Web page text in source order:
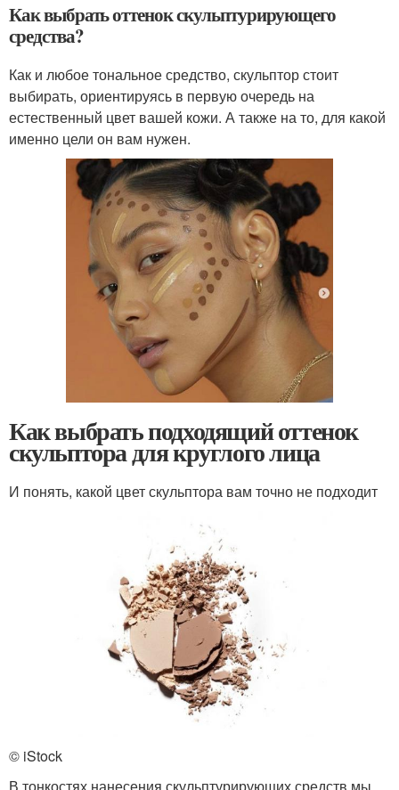
Как выбрать оттенок скульптурирующего
средства?
Как и любое тональное средство, скульптор стоит
выбирать, ориентируясь в первую очередь на
естественный цвет вашей кожи. А также на то, для какой
именно цели он вам нужен.
Как выбрать подходящий оттенок
скульптора для круглого лица
И понять, какой цвет скульптора вам точно не подходит
© iStock
В тонкостях нанесения скульптурирующих средств мы